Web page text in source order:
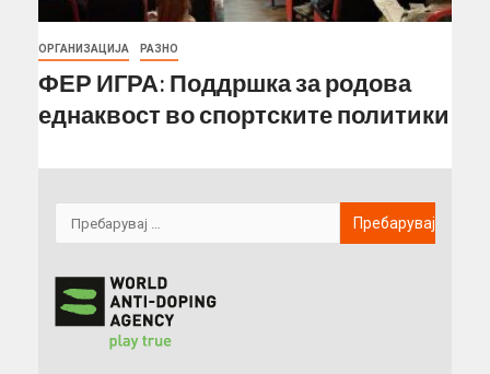
ОРГАНИЗАЦИЈА РАЗНО
ФЕР ИГРА: Поддршка за родова
еднаквост во спортските политики